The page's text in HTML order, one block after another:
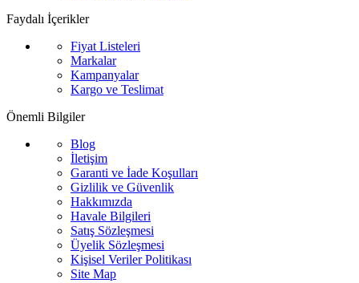
Faydalı İçerikler
Fiyat Listeleri
Markalar
Kampanyalar
Kargo ve Teslimat
Önemli Bilgiler
Blog
İletişim
Garanti ve İade Koşulları
Gizlilik ve Güvenlik
Hakkımızda
Havale Bilgileri
Satış Sözleşmesi
Üyelik Sözleşmesi
Kişisel Veriler Politikası
Site Map